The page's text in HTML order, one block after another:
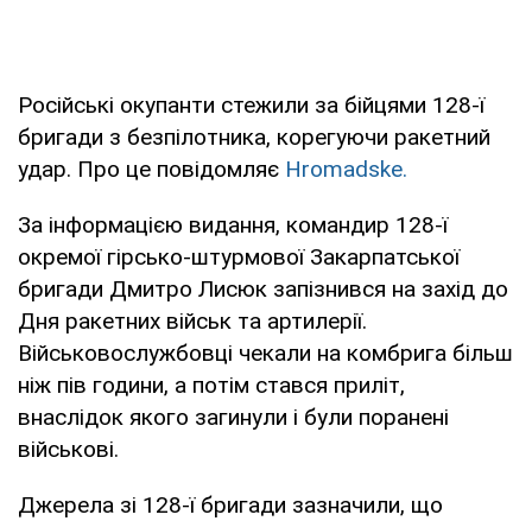
Російські окупанти стежили за бійцями 128-ї
бригади з безпілотника, корегуючи ракетний
удар. Про це повідомляє Hromadske.
За інформацією видання, командир 128-ї
окремої гірсько-штурмової Закарпатської
бригади Дмитро Лисюк запізнився на захід до
Дня ракетних військ та артилерії.
Військовослужбовці чекали на комбрига більш
ніж пів години, а потім стався приліт,
внаслідок якого загинули і були поранені
військові.
Джерела зі 128-ї бригади зазначили, що